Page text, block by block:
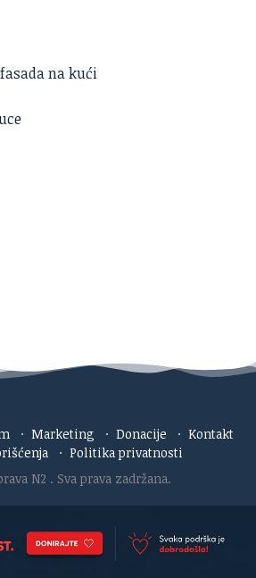
· Marketing · Donacije · Kontakt
· Politika privatnosti
N2 . Sva prava zadržana.